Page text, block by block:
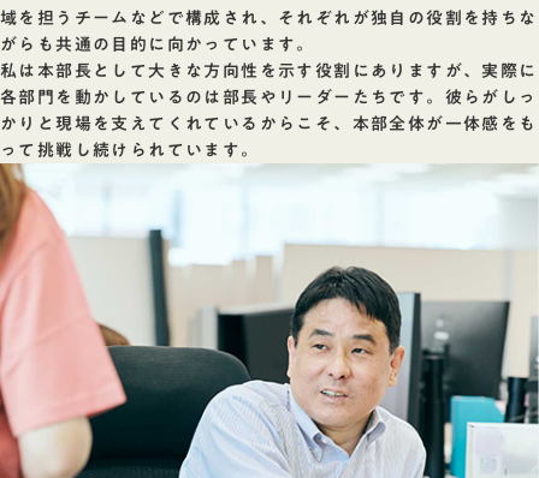
域を担うチームなどで構成され、それぞれが独自の役割を持ちな
がらも共通の目的に向かっています。
私は本部長として大きな方向性を示す役割にありますが、実際に
各部門を動かしているのは部長やリーダーたちです。彼らがしっ
かりと現場を支えてくれているからこそ、本部全体が一体感をも
って挑戦し続けられています。